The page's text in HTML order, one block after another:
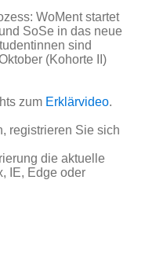
WoMent startet
SoSe in das neue
sind
(Kohorte II)
zum Erklärvideo.
registrieren Sie sich
die aktuelle
IE, Edge oder